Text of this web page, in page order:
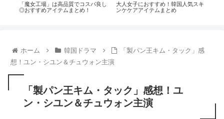
「魔女工場」は高品質でコスパ良し
◎おすすめアイテムまとめ！
大人女子におすすめ！韓国人気スキ
ンケケアアイテムまとめ
ホーム 韓国ドラマ
「製パン王キム・タック」感
想！ユン・シユン＆チュウォン主演
「製パン王キム・タック」感想！ユ
ン・シユン＆チュウォン主演